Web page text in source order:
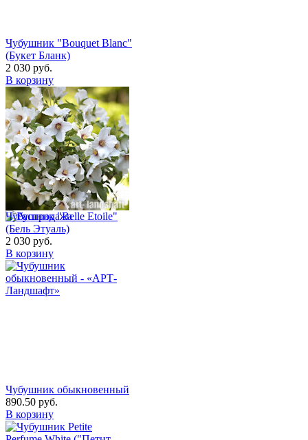
Чубушник "Bouquet Blanc"
(Букет Бланк)
2 030 руб.
В корзину
Чубушник "Belle Etoile"
(Бель Этуаль)
2 030 руб.
В корзину
Чубушник обыкновенный
890.50 руб.
В корзину